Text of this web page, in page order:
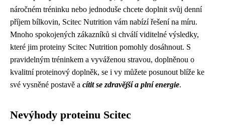
náročném tréninku nebo jednoduše chcete doplnit svůj denní
příjem bílkovin, Scitec Nutrition vám nabízí řešení na míru.
Mnoho spokojených zákazníků si chválí viditelné výsledky,
které jim proteiny Scitec Nutrition pomohly dosáhnout. S
pravidelným tréninkem a vyváženou stravou, doplněnou o
kvalitní proteinový doplněk, se i vy můžete posunout blíže ke
své vysněné postavě a cítit se zdravější a plní energie.
Nevýhody proteinu Scitec